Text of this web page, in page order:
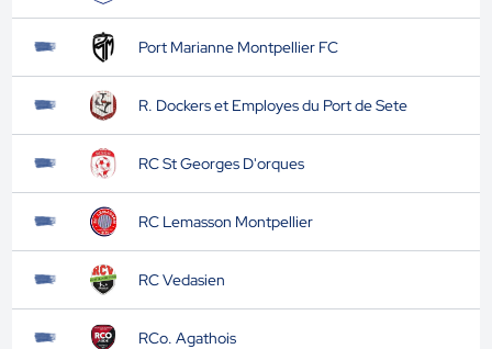
Port Marianne Montpellier FC
R. Dockers et Employes du Port de Sete
RC St Georges D'orques
RC Lemasson Montpellier
RC Vedasien
RCo. Agathois